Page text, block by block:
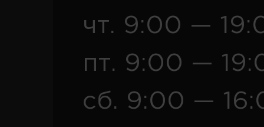
чт. 9:00 —
пт. 9:00 —
сб. 9:00 —